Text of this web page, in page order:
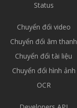
Status
Chuyển đổi video
Chuyển đổi âm thanh
Chuyển đổi tài liệu
Chuyển đổi hình ảnh
OCR